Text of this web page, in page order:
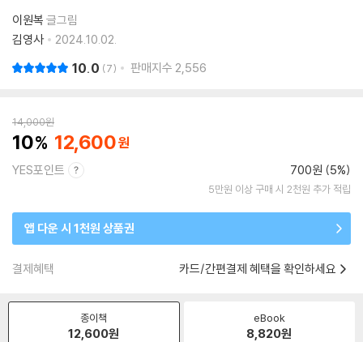
이원복 글그림
김영사
2024.10.02.
10.0 7 판매지수 2,556
14,000원
10 12,600
YES포인트 700원 (5%)
5만원 이상 구매 시 2천원 추가 적립
앱 다운 시 1천원 상품권
결제혜택 카드/간편결제 혜택을 확인하세요
종이책
12,600원
eBook
8,820원